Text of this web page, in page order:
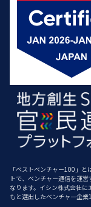
「ベストベンチャー100」と
トで、ベンチャー通信を運
なります。イシン株式会社
もと選出したベンチャー企